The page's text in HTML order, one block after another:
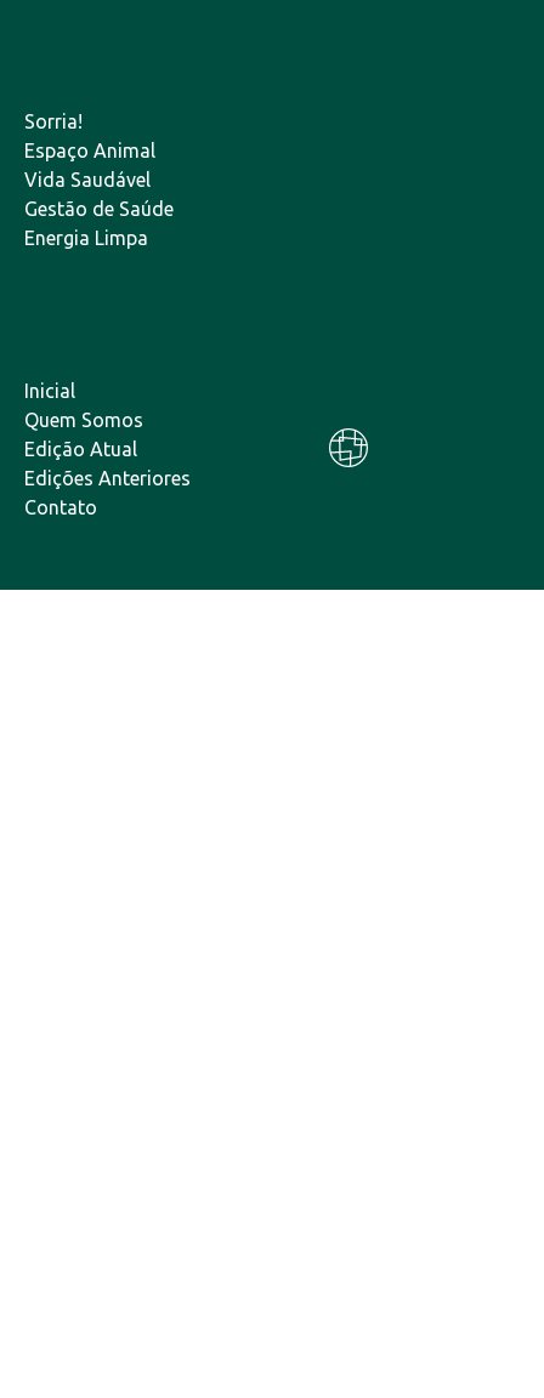
Sorria!
Espaço Animal
Vida Saudável
Gestão de Saúde
Energia Limpa
Inicial
Quem Somos
Edição Atual
Edições Anteriores
Contato